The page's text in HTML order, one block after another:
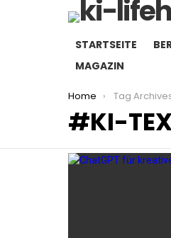
STARTSEITE
MAGAZIN
You are here:
Home Tag
KI-
LATEST